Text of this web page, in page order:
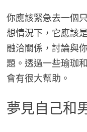
你應該緊急去一個
想情況下，它應該
融洽關係，討論與
題。透過一些瑜珈
會有很大幫助。
夢見自己和